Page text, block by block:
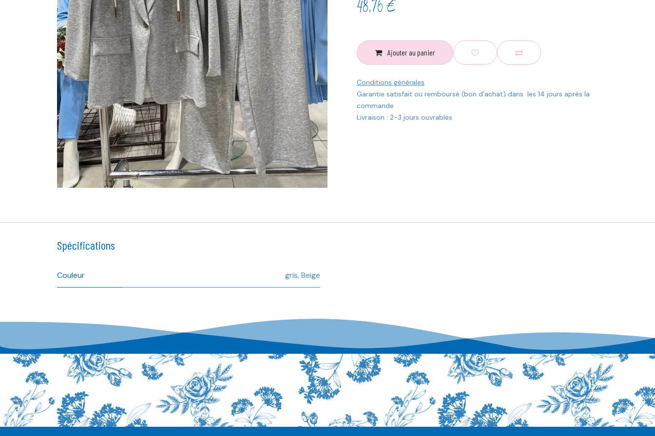
48,76€
Ajouter au panier
Conditions générales
Garantie satisfait ou remboursé (bon d'achat) dans les 14 jours après la
commande
Livraison : 2-3 jours ouvrables
Spécifications
Couleur gris,Beige